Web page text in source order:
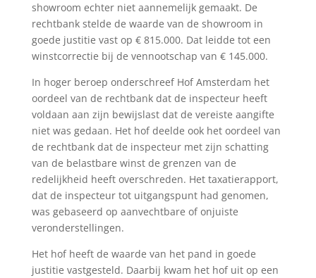
showroom echter niet aannemelijk gemaakt. De
rechtbank stelde de waarde van de showroom in
goede justitie vast op € 815.000. Dat leidde tot een
winstcorrectie bij de vennootschap van € 145.000.
In hoger beroep onderschreef Hof Amsterdam het
oordeel van de rechtbank dat de inspecteur heeft
voldaan aan zijn bewijslast dat de vereiste aangifte
niet was gedaan. Het hof deelde ook het oordeel van
de rechtbank dat de inspecteur met zijn schatting
van de belastbare winst de grenzen van de
redelijkheid heeft overschreden. Het taxatierapport,
dat de inspecteur tot uitgangspunt had genomen,
was gebaseerd op aanvechtbare of onjuiste
veronderstellingen.
Het hof heeft de waarde van het pand in goede
justitie vastgesteld. Daarbij kwam het hof uit op een